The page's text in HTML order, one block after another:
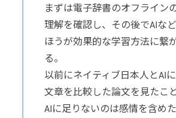
まずは電子辞書のオフライン
理解を確認し、その後でAIな
ほうが効果的な学習方法に繋
る。
以前にネイティブ日本人とAI
文章を比較した論文を見たこ
AIに足りないのは感情を含めた